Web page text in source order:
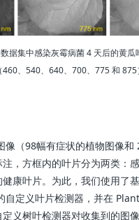
据集中感染灰霉病菌 4 天后的黄瓜
、540、640、700、775 和 875
像（98幅有症状的植物图像和
，方框内的叶片分为两类：
康叶片。为此，我们使用了基
自定义叶片检测器，并在
定义树叶检测器对收集到的图